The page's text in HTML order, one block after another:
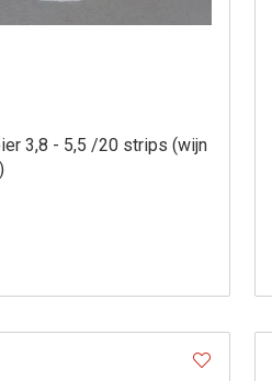
3,8 - 5,5 /20 strips (wijn